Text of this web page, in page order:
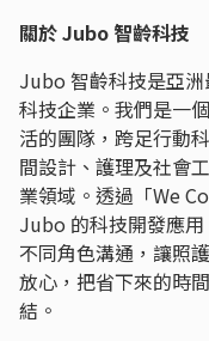
關於 Jubo 智齡科技
Jubo 智齡科技是亞
科技企業。我們是一
活的團隊，跨足行動
間設計、護理及社會
業領域。透過「We
Jubo 的科技開發應
不同角色溝通，讓照
放心，把省下來的時
結。